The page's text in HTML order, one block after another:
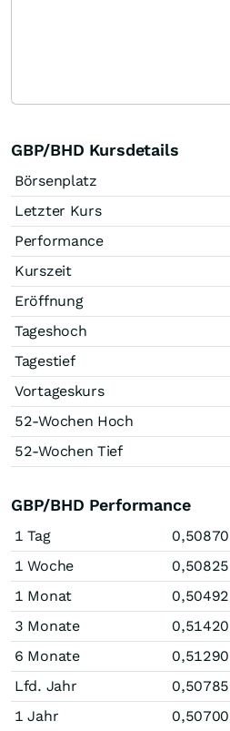
GBP/BHD Kursdetails
Börsenplatz
Letzter Kurs
Performance
Kurszeit
Eröffnung
Tageshoch
Tagestief
Vortageskurs
52-Wochen Hoch
52-Wochen Tief
GBP/BHD Performance
1 Tag 0,50870
1 Woche
0,50825
1 Monat
0,50492
3 Monate
0,51420
6 Monate
0,51290
Lfd. Jahr
0,50785
1 Jahr
0,50700